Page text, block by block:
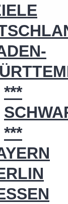
***
***